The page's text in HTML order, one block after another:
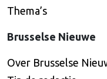
Thema’s
Brusselse Nieuwe
Over Brusselse